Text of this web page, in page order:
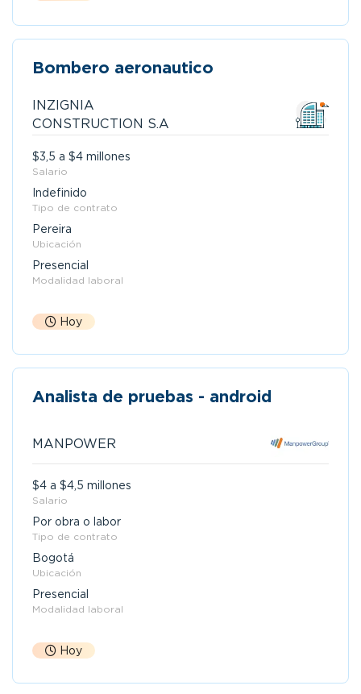
Bombero aeronautico
INZIGNIA
CONSTRUCTION S.A
$3,5 a $4 millones
Salario
Indefinido
Tipo de contrato
Pereira
Ubicación
Presencial
Modalidad laboral
Hoy
Analista de pruebas - android
MANPOWER
$4 a $4,5 millones
Salario
Por obra o labor
Tipo de contrato
Bogotá
Ubicación
Presencial
Modalidad laboral
Hoy